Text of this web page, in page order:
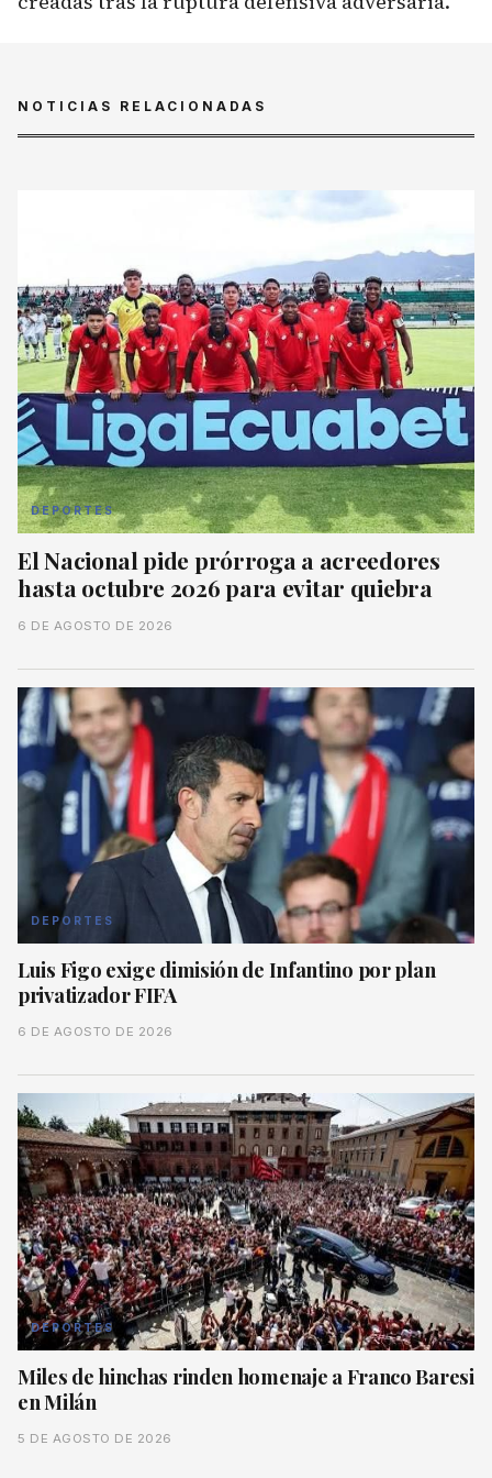
NOTICIAS RELACIONADAS
DEPORTES
El Nacional pide prórroga a acreedores
hasta octubre 2026 para evitar quiebra
6 DE AGOSTO DE 2026
DEPORTES
Luis Figo exige dimisión de Infantino por plan
privatizador FIFA
6 DE AGOSTO DE 2026
DEPORTES
Miles de hinchas rinden homenaje a Franco Baresi
en Milán
5 DE AGOSTO DE 2026